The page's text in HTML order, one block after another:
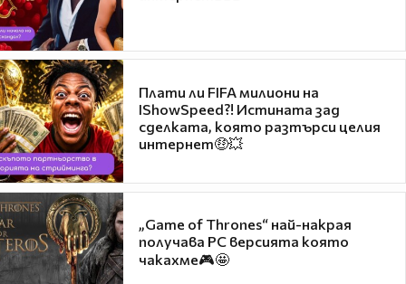
Плати ли FIFA милиони на
IShowSpeed?! Истината зад
сделката, която разтърси целия
интернет🤑💥
„Game of Thrones“ най-накрая
получава PC версията която
чакахме🎮🤩